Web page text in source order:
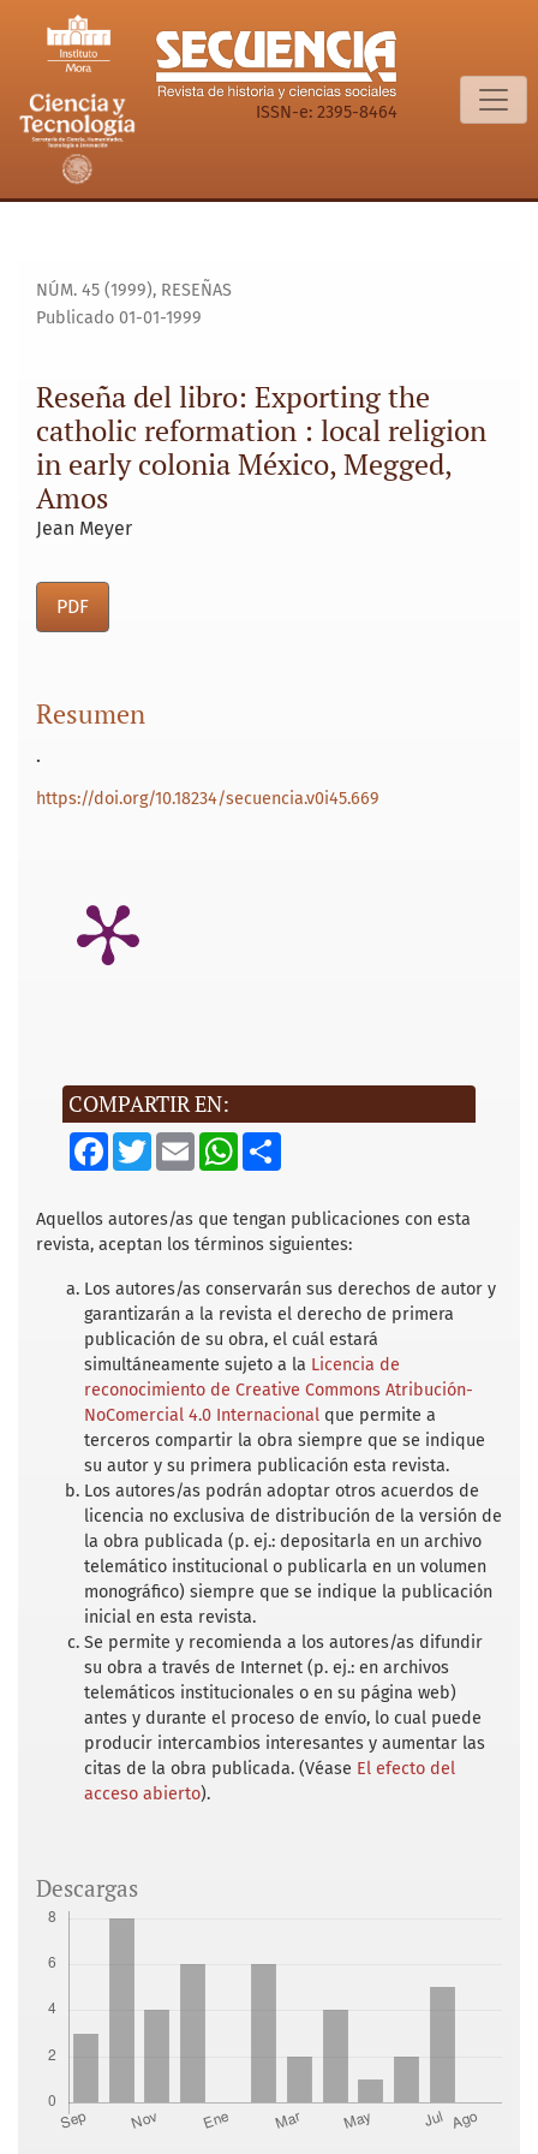
Reseña del libro: Exporting the catholic reformation :
ISSN-e: 2395-8464
NÚM. 45 (1999), RESEÑAS
Reseña del libro: Exporting the
catholic reformation : local religion
in early colonia México, Megged,
Amos
Publicado 01-01-1999
Jean Meyer
PDF
COMPARTIR EN:
F
a
b
o
o
T
w
t
e
r
E
m
l
W
s
A
p
S
e
Resumen
.
https://doi.org/10.18234/secuencia.v0i45.669
Aquellos autores/as que tengan publicaciones con esta
revista, aceptan los términos siguientes:
Los autores/as conservarán sus derechos de autor y
garantizarán a la revista el derecho de primera
publicación de su obra, el cuál estará
simultáneamente sujeto a la Licencia de
reconocimiento de Creative Commons Atribución-
NoComercial 4.0 Internacional que permite a
terceros compartir la obra siempre que se indique
su autor y su primera publicación esta revista.
Los autores/as podrán adoptar otros acuerdos de
licencia no exclusiva de distribución de la versión de
la obra publicada (p. ej.: depositarla en un archivo
telemático institucional o publicarla en un volumen
monográfico) siempre que se indique la publicación
inicial en esta revista.
Se permite y recomienda a los autores/as difundir
su obra a través de Internet (p. ej.: en archivos
telemáticos institucionales o en su página web)
antes y durante el proceso de envío, lo cual puede
producir intercambios interesantes y aumentar las
citas de la obra publicada. (Véase El efecto del
acceso abierto).
Descargas